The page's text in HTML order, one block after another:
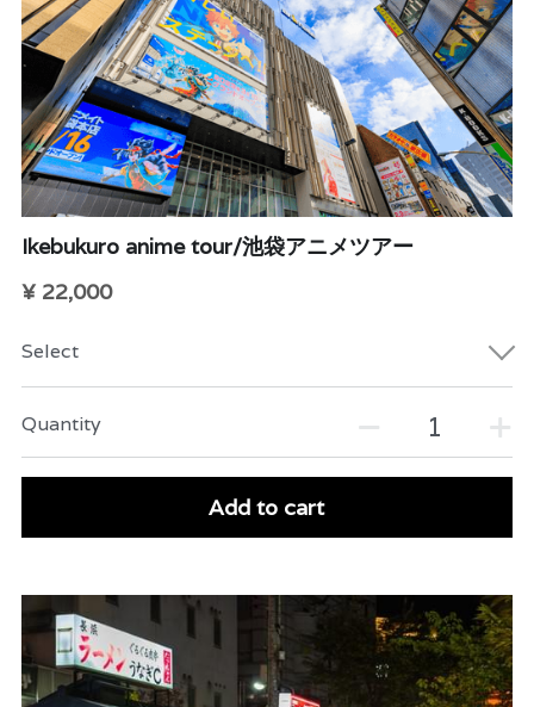
Ikebukuro anime tour/池袋アニメツアー
¥ 22,000
Select
Quantity
Add to cart